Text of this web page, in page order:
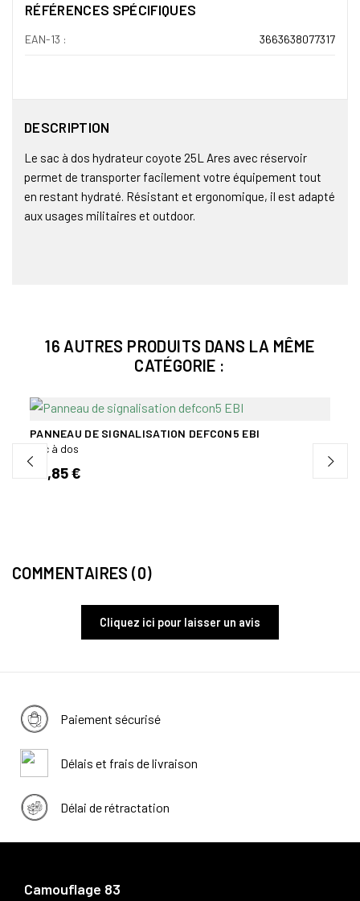
RÉFÉRENCES SPÉCIFIQUES
EAN-13 : 3663638077317
DESCRIPTION
Le sac à dos hydrateur coyote 25L Ares avec réservoir
permet de transporter facilement votre équipement tout
en restant hydraté. Résistant et ergonomique, il est adapté
aux usages militaires et outdoor.
16 AUTRES PRODUITS DANS LA MÊME
CATÉGORIE :
PANNEAU DE SIGNALISATION DEFCON5 EBI
Sac à dos
23,85 €
COMMENTAIRES (0)
Cliquez ici pour laisser un avis
Paiement sécurisé
Délais et frais de livraison
Délai de rétractation
Camouflage 83